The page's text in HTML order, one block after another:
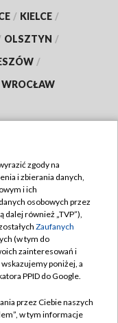
/ KIELCE /
OLSZTYN /
/
WROCŁAW
zgody na
i zbierania danych,
i ich
osobowych przez
dalej również „TVP”),
Zaufanych
(w tym do
zainteresowań i
poniżej, a
PPID do Google.
przez Ciebie naszych
w tym informacje